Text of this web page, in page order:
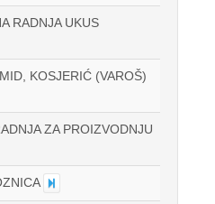
RADNJA UKUS
KOSJERIĆ (VAROŠ)
ZA PROIZVODNJU